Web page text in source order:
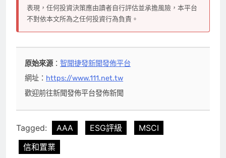
表現，任何投資決策應由讀者自行評估並承擔風險，本平台
不對依本文所為之任何投資行為負責。
原始來源：智聞捷發新聞發佈平台
網址： https://www.111.net.tw
歡迎前往新聞發佈平台發佈新聞
Tagged: AAA ESG評級
MSCI
信和置業